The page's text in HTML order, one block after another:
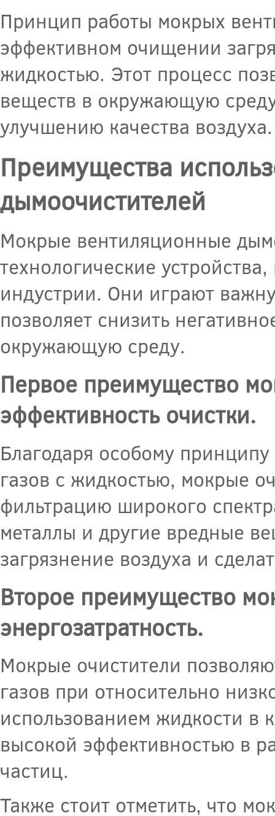
Принцип работы мокрых
эффективном очищении
жидкостью. Этот процесс
веществ в окружающую
улучшению качества воздуха.
Преимущества
дымоочистителей
Мокрые вентиляционные
технологические
индустрии. Они играют
позволяет снизить
окружающую среду.
Первое преимущество
эффективность очистки.
Благодаря особому
газов с жидкостью, мокрые
фильтрацию широкого
металлы и другие вредные
загрязнение воздуха и
Второе преимущество
энергозатратность.
Мокрые очистители
газов при относительно
использованием жидкости в
высокой эффективностью в
частиц.
Также стоит отметить, что